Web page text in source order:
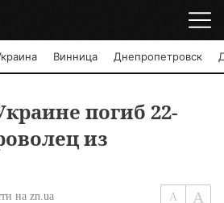
Винница Днепропетровск
погиб 22-
из
на zn.ua